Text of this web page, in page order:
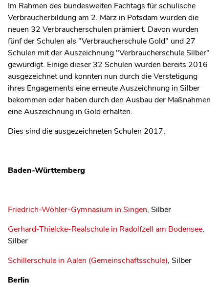
Im Rahmen des bundesweiten Fachtags für schulische
Verbraucherbildung am 2. März in Potsdam wurden die
neuen 32 Verbraucherschulen prämiert. Davon wurden
fünf der Schulen als "Verbraucherschule Gold" und 27
Schulen mit der Auszeichnung "Verbraucherschule Silber"
gewürdigt. Einige dieser 32 Schulen wurden bereits 2016
ausgezeichnet und konnten nun durch die Verstetigung
ihres Engagements eine erneute Auszeichnung in Silber
bekommen oder haben durch den Ausbau der Maßnahmen
eine Auszeichnung in Gold erhalten.
Dies sind die ausgezeichneten Schulen 2017:
Baden-Württemberg
Friedrich-Wöhler-Gymnasium in Singen, Silber
Gerhard-Thielcke-Realschule in Radolfzell am Bodensee,
Silber
Schillerschule in Aalen (Gemeinschaftsschule), Silber
Berlin